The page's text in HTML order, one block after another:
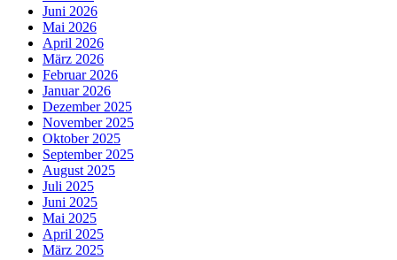
Juni 2026
Mai 2026
April 2026
März 2026
Februar 2026
Januar 2026
Dezember 2025
November 2025
Oktober 2025
September 2025
August 2025
Juli 2025
Juni 2025
Mai 2025
April 2025
März 2025